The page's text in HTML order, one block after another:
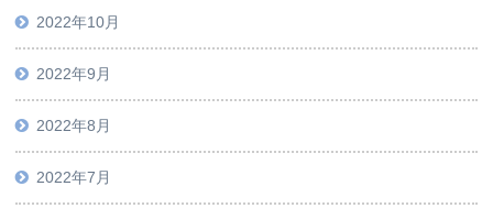
2022年10月
2022年9月
2022年8月
2022年7月